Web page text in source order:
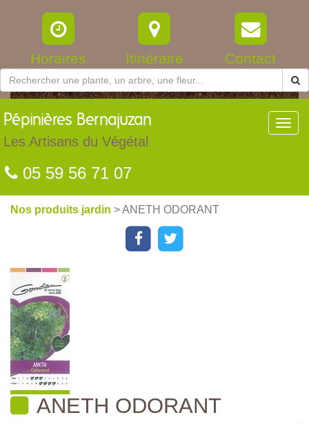
Horaires Itinéraire Contact
Pépinières Bernajuzan
Les Artisans du Végétal
05 59 56 71 07
Nos produits jardin > ANETH ODORANT
ANETH ODORANT